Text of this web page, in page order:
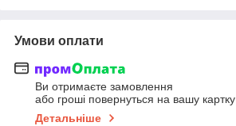
Умови оплати
Ви отримаєте замовлення
або гроші повернуться на вашу картку
Детальніше